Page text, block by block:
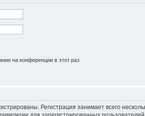
на конференции в этот раз
Регистрация занимает всего